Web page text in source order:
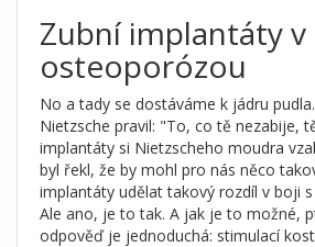
Zubní implantáty v
osteoporózou
No a tady se dostáváme k jádru
Nietzsche pravil: "To, co tě nezabije,
implantáty si Nietzscheho moudra
byl řekl, že by mohl pro nás něco
implantáty udělat takový rozdíl v boji
Ale ano, je to tak. A jak je to možné,
odpověď je jednoduchá: stimulací